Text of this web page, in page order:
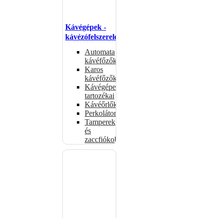
Kávégépek -
kávézófelszerelés
Automata
kávéfőzők
Karos
kávéfőzők
Kávégépek
tartozékai
Kávéőrlők
Perkolátorok
Tamperek
és
zaccfiókok